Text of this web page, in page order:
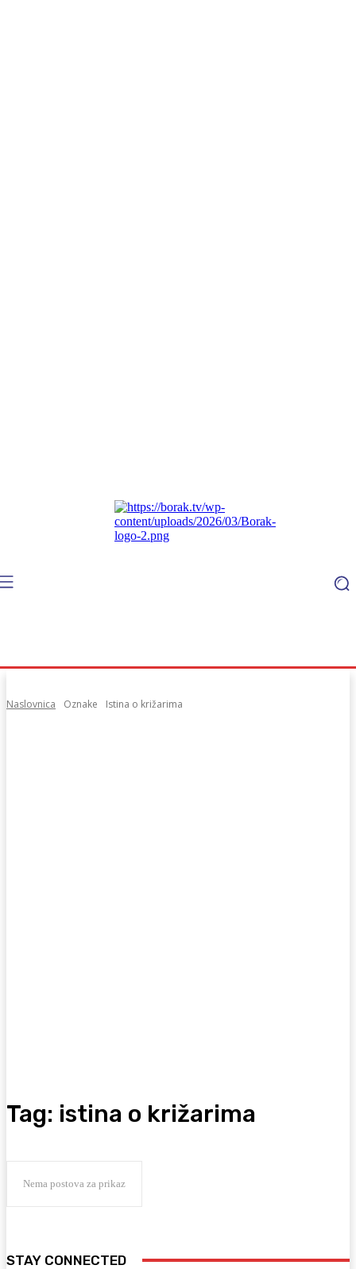
Naslovnica Oznake Istina o križarima
Tag: istina o križarima
Nema postova za prikaz
STAY CONNECTED